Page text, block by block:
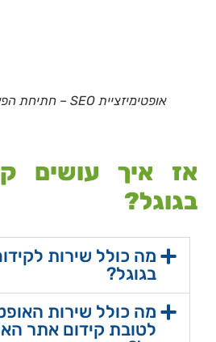
אופטימיזציית SEO – חתיחת הפאזל המחברת בין כל הקצוות
אז איך עושים
בגוגל?
מה כולל שירות
בגוגל?
מה כולל שירות
לטובת קידום אתר